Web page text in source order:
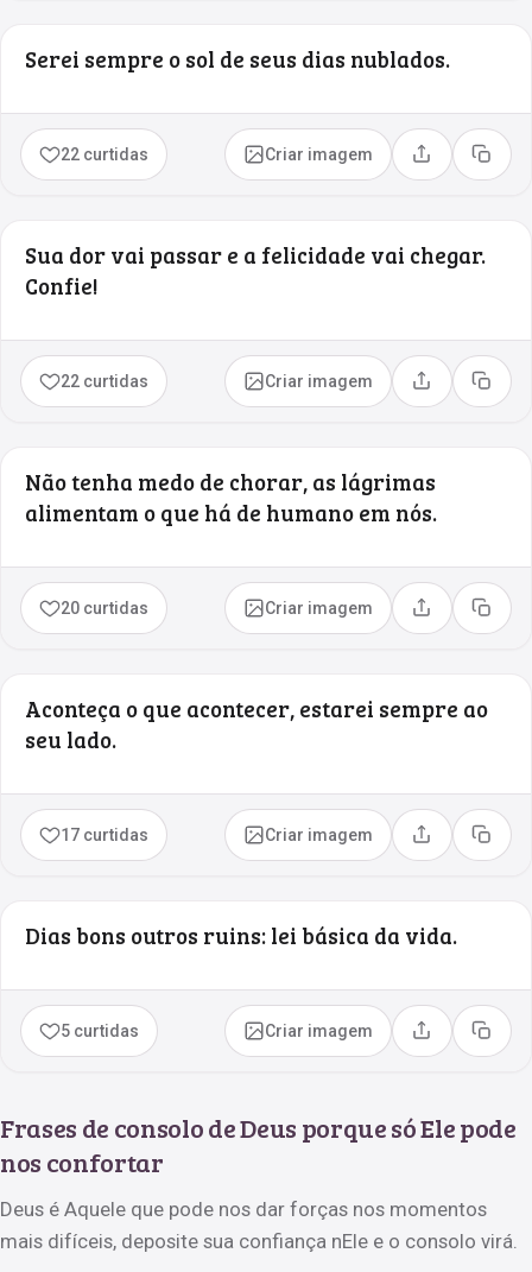
Serei sempre o sol de seus dias nublados.
22 curtidas Criar imagem Compartilhar
Copiar
Sua dor vai passar e a felicidade vai chegar.
Confie!
22 curtidas Criar imagem Compartilhar
Copiar
Não tenha medo de chorar, as lágrimas
alimentam o que há de humano em nós.
20 curtidas Criar imagem Compartilhar
Copiar
Aconteça o que acontecer, estarei sempre ao
seu lado.
17 curtidas Criar imagem Compartilhar
Copiar
Dias bons outros ruins: lei básica da vida.
5 curtidas Criar imagem Compartilhar
Copiar
Frases de consolo de Deus porque só Ele pode
nos confortar
Deus é Aquele que pode nos dar forças nos momentos
mais difíceis, deposite sua confiança nEle e o consolo virá.